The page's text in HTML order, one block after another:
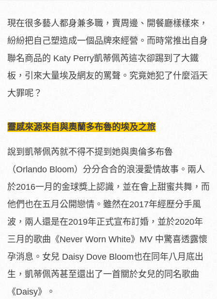
現在很多藝人都身兼多職，賣周邊、開餐廳樣樣來，
紛紛把自己塑造成一個品牌來經營。而時常推出自身
聯名商品的 Katy Perry凱蒂佩芮這次卻踢到了大鐵
板，引來大量埃及網友的罵聲。究竟她犯了什麼滔天
大罪呢？
靈感來源來自與奧蘭多布魯的埃及之旅
說到凱蒂佩芮就不得不提到她與奧倫多布魯
（Orlando Bloom）分分合合的浪漫愛情故事。兩人
於2016一月的金球獎上認識，並在會上甜蜜共舞，而
他們也在五月公開戀情。雖然在2017年經歷分手風
波，兩人還是在2019年正式宣布訂婚，並於2020年
三月的歌曲《Never Worn White》MV 中驚喜透露懷
孕消息。女兒 Daisy Dove Bloom也在同年八月底出
生，凱蒂佩芮甚至還出了一首關於女兒的同名歌曲
《Daisy》。